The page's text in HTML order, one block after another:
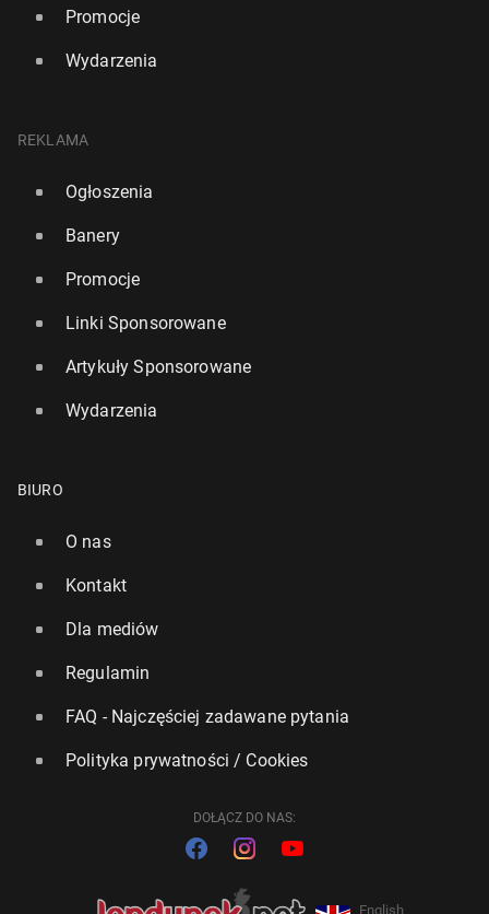
Promocje
Wydarzenia
REKLAMA
Ogłoszenia
Banery
Promocje
Linki Sponsorowane
Artykuły Sponsorowane
Wydarzenia
BIURO
O nas
Kontakt
Dla mediów
Regulamin
FAQ - Najczęściej zadawane pytania
Polityka prywatności / Cookies
DOŁĄCZ DO NAS:
English